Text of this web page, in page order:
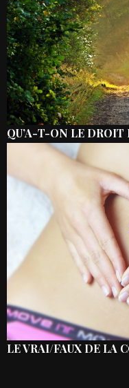
QU’A-T-ON LE DROIT
LE VRAI/FAUX DE LA